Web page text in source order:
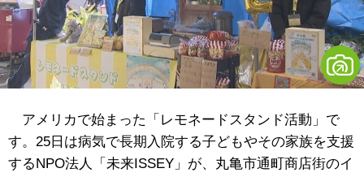
アメリカで始まった「レモネードスタンド活動」で
す。25日は病気で長期入院する子どもやその家族を支援
するNPO法人「未来ISSEY」が、丸亀市通町商店街のイ